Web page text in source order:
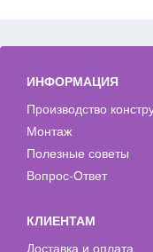
ИНФОРМАЦИЯ
Производство
Монтаж
Полезные советы
Вопрос-Ответ
КЛИЕНТАМ
Доставка и оплата